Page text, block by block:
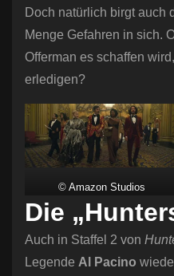
Doch natürlich birgt auch
Menge Gefahren in sich.
Offerman es schaffen
erledigen?
© Amazon Studios
Die
Auch in Staffel 2 von
Legende Al Pacino